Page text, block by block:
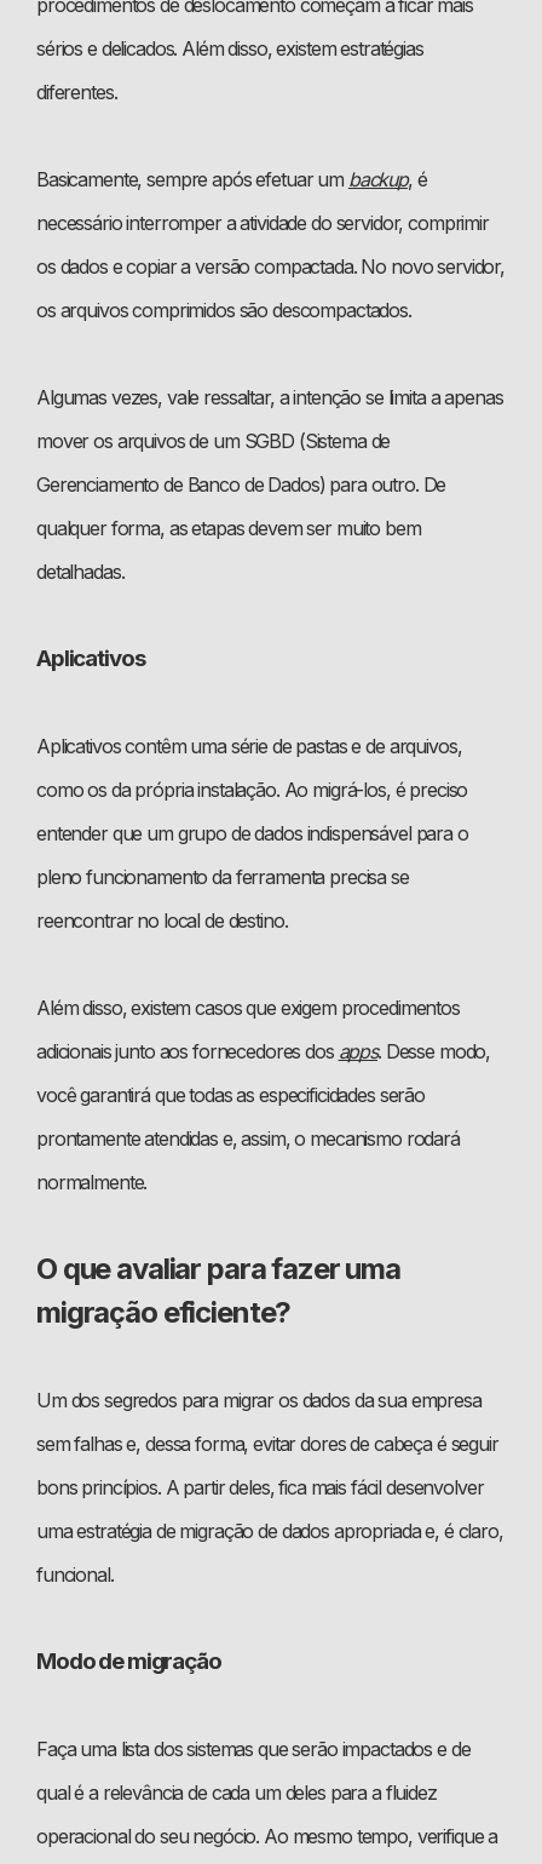
sérios e delicados. Além disso, existem estratégias
diferentes.
Basicamente, sempre após efetuar um backup, é
necessário interromper a atividade do servidor, comprimir
os dados e copiar a versão compactada. No novo servidor,
os arquivos comprimidos são descompactados.
Algumas vezes, vale ressaltar, a intenção se limita a apenas
mover os arquivos de um SGBD (Sistema de
Gerenciamento de Banco de Dados) para outro. De
qualquer forma, as etapas devem ser muito bem
detalhadas.
Aplicativos
Aplicativos contêm uma série de pastas e de arquivos,
como os da própria instalação. Ao migrá-los, é preciso
entender que um grupo de dados indispensável para o
pleno funcionamento da ferramenta precisa se
reencontrar no local de destino.
Além disso, existem casos que exigem procedimentos
adicionais junto aos fornecedores dos apps. Desse modo,
você garantirá que todas as especificidades serão
prontamente atendidas e, assim, o mecanismo rodará
normalmente.
O que avaliar para fazer uma
migração eficiente?
Um dos segredos para migrar os dados da sua empresa
sem falhas e, dessa forma, evitar dores de cabeça é seguir
bons princípios. A partir deles, fica mais fácil desenvolver
uma estratégia de migração de dados apropriada e, é claro,
funcional.
Modo de migração
Faça uma lista dos sistemas que serão impactados e de
qual é a relevância de cada um deles para a fluidez
operacional do seu negócio. Ao mesmo tempo, verifique a